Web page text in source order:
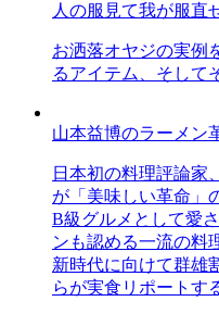
人の服見て我が服直
お洒落オヤジの実例
るアイテム、そして
山本益博のラーメン
日本初の料理評論家
が「美味しい革命」
B級グルメとして愛
ンも認める一流の料
新時代に向けて群雄
らが実食リポートす